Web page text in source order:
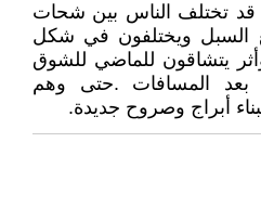
قد تختلف الناس بين شحات
السبل ويختلفون في شكل
يتشاقون للماضي للشوق
بعد المسافات .حتى وهم
أبراج وصروح جديدة.